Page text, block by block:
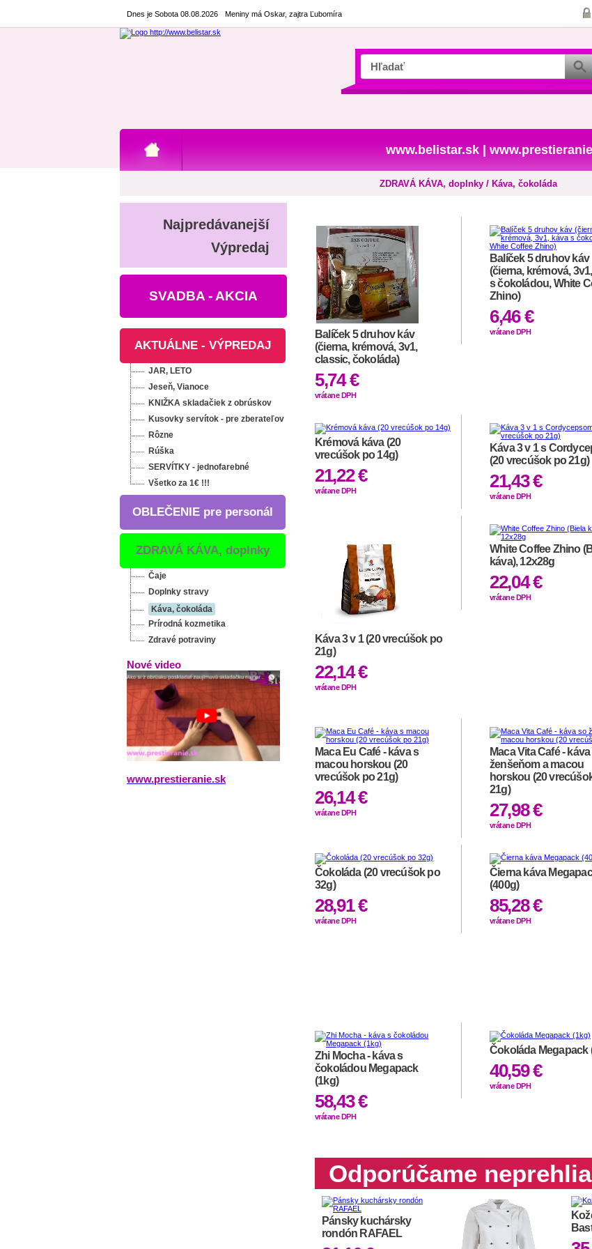
Dnes je Sobota 08.08.2026 Meniny má Oskar, zajtra Ľubomíra
www.belistar.sk|
ZDRAVÁ KÁVA, doplnky / Káva, čokoláda
Najpredávanejší
Výpredaj
SVADBA - AKCIA
AKTUÁLNE - VÝPREDAJ
JAR, LETO
Jeseň, Vianoce
KNIŽKA skladačiek z obrúskov
Kusovky servítok - pre zberateľov
Rôzne
Rúška
SERVÍTKY - jednofarebné
Všetko za 1€ !!!
OBLEČENIE pre personál
ZDRAVÁ KÁVA, doplnky
Čaje
Doplnky stravy
Káva, čokoláda
Prírodná kozmetika
Zdravé potraviny
Nové video
www.prestieranie.sk
Balíček 5 druhov káv
(čierna, krémová, 3v1,
classic, čokoláda)
5,74 €
vrátane DPH
Balíček 5 druhov káv
(čierna, krémová,
s čokoládou, White
Zhino)
6,46 €
vrátane DPH
Krémová káva (20
vrecúšok po 14g)
21,22 €
vrátane DPH
Káva 3 v 1 s
(20 vrecúšok po 21g)
21,43 €
vrátane DPH
Káva 3 v 1 (20 vrecúšok po
21g)
22,14 €
vrátane DPH
White Coffee Zhino
káva), 12x28g
22,04 €
vrátane DPH
Maca Eu Café - káva s
macou horskou (20
vrecúšok po 21g)
26,14 €
vrátane DPH
Maca Vita Café -
ženšeňom a macou
horskou (20
21g)
27,98 €
vrátane DPH
Čokoláda (20 vrecúšok po
32g)
28,91 €
vrátane DPH
Čierna káva
(400g)
85,28 €
vrátane DPH
Zhi Mocha - káva s
čokoládou Megapack
(1kg)
58,43 €
vrátane DPH
Čokoláda Megapack
40,59 €
vrátane DPH
Odporúčame
Pánsky kuchársky
rondón RAFAEL